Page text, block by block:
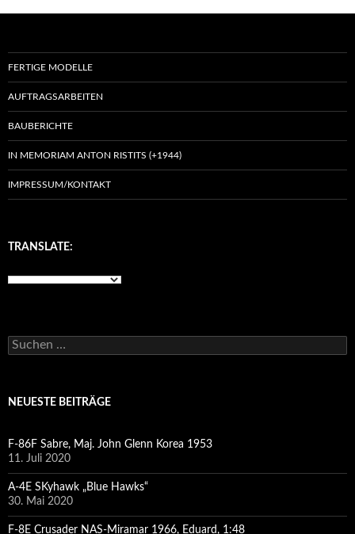
FERTIGE MODELLE
AUFTRAGSARBEITEN
BAUBERICHTE
IN MEMORIAM ANTON RISTITS (+1944)
IMPRESSUM/KONTAKT
TRANSLATE:
Suchen
nach:
NEUESTE BEITRÄGE
F-86F Sabre, Maj. John Glenn Korea 1953
11. Juli 2020
A-4E SKyhawk „Blue Hawks“
30. Mai 2020
F-8E Crusader NAS-Miramar 1966, Eduard, 1:48